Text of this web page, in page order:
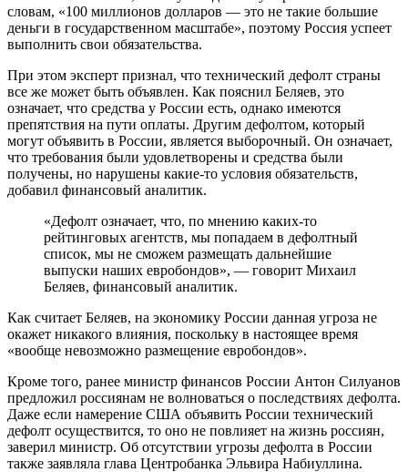
словам, «100 миллионов долларов — это не такие большие
деньги в государственном масштабе», поэтому Россия успеет
выполнить свои обязательства.
При этом эксперт признал, что технический дефолт страны
все же может быть объявлен. Как пояснил Беляев, это
означает, что средства у России есть, однако имеются
препятствия на пути оплаты. Другим дефолтом, который
могут объявить в России, является выборочный. Он означает,
что требования были удовлетворены и средства были
получены, но нарушены какие-то условия обязательств,
добавил финансовый аналитик.
«Дефолт означает, что, по мнению каких-то
рейтинговых агентств, мы попадаем в дефолтный
список, мы не сможем размещать дальнейшие
выпуски наших евробондов», — говорит Михаил
Беляев, финансовый аналитик.
Как считает Беляев, на экономику России данная угроза не
окажет никакого влияния, поскольку в настоящее время
«вообще невозможно размещение евробондов».
Кроме того, ранее министр финансов России Антон Силуанов
предложил россиянам не волноваться о последствиях дефолта.
Даже если намерение США объявить России технический
дефолт осуществится, то оно не повлияет на жизнь россиян,
заверил министр. Об отсутствии угрозы дефолта в России
также заявляла глава Центробанка Эльвира Набиуллина.